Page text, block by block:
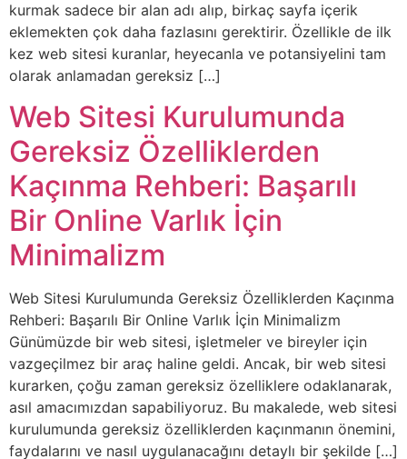
kurmak sadece bir alan adı alıp, birkaç sayfa içerik
eklemekten çok daha fazlasını gerektirir. Özellikle de ilk
kez web sitesi kuranlar, heyecanla ve potansiyelini tam
olarak anlamadan gereksiz […]
Web Sitesi Kurulumunda
Gereksiz Özelliklerden
Kaçınma Rehberi: Başarılı
Bir Online Varlık İçin
Minimalizm
Web Sitesi Kurulumunda Gereksiz Özelliklerden Kaçınma
Rehberi: Başarılı Bir Online Varlık İçin Minimalizm
Günümüzde bir web sitesi, işletmeler ve bireyler için
vazgeçilmez bir araç haline geldi. Ancak, bir web sitesi
kurarken, çoğu zaman gereksiz özelliklere odaklanarak,
asıl amacımızdan sapabiliyoruz. Bu makalede, web sitesi
kurulumunda gereksiz özelliklerden kaçınmanın önemini,
faydalarını ve nasıl uygulanacağını detaylı bir şekilde […]